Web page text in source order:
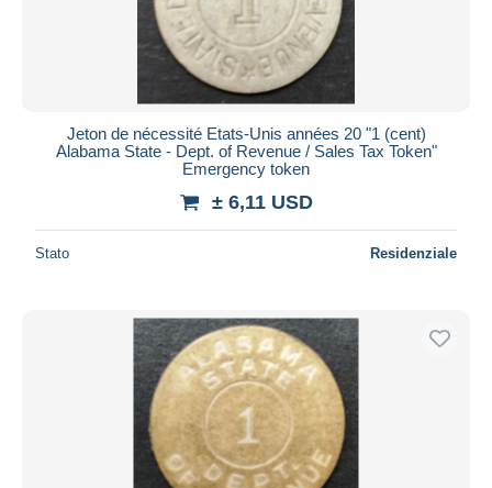
Jeton de nécessité Etats-Unis années 20 "1 (cent)
Alabama State - Dept. of Revenue / Sales Tax Token"
Emergency token
± 6,11 USD
Stato Residenziale